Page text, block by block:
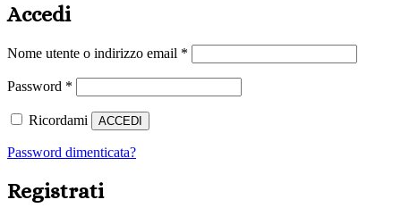
Accedi
Nome utente o indirizzo email *
Password *
Ricordami ACCEDI
Password dimenticata?
Registrati